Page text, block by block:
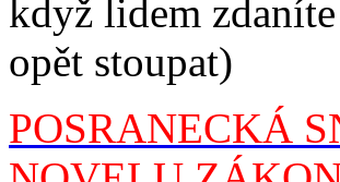
když lidem
opět stoupat)
POSRANECKÁ